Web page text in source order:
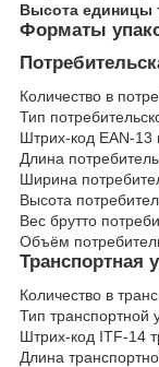
Высота единицы
Форматы
Количество в
Тип
Штрих-код EAN-13
Длина
Ширина
Высота
Вес брутто
Объём
Транспортная
Количество в
Тип транспортной
Штрих-код ITF-14
Длина